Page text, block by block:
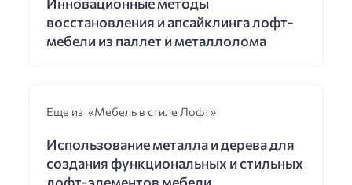
восстановления и апсайклинга лофт-
мебели из паллет и металлолома
Еще из «Мебель в стиле Лофт»
Использование металла и дерева для
создания функциональных и стильных
лофт-элементов мебели